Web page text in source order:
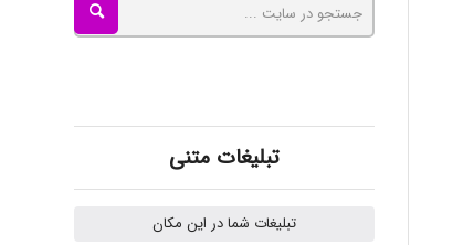
تبلیغات متنی
تبلیغات شما در این مکان